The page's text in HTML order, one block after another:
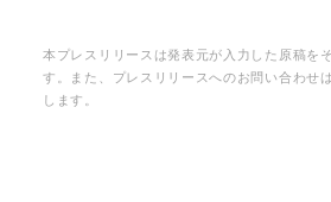
本プレスリリースは発表元が入力した原稿を
す。また、プレスリリースへのお問い合わせ
します。